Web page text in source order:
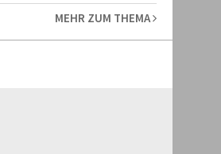
MEHR ZUM THEMA